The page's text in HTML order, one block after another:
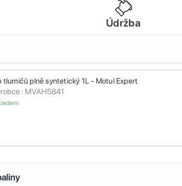
Údržba
tlumičů plně syntetický 1L - Motul Expert
: MVAH5841